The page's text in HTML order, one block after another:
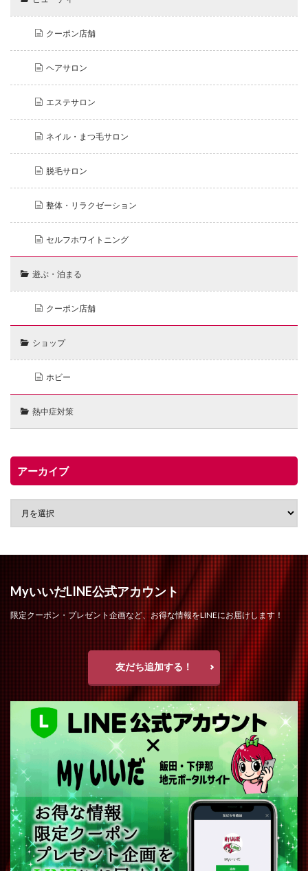
クーポン店舗
ヘアサロン
エステサロン
ネイル・まつ毛サロン
脱毛サロン
整体・リラクゼーション
セルフホワイトニング
遊ぶ・泊まる
クーポン店舗
ショップ
ホビー
熱中症対策
アーカイブ
MyいいだLINE公式アカウント
限定クーポン・プレゼント企画など、お得な情報をLINEにお届けします！
友だち追加する！